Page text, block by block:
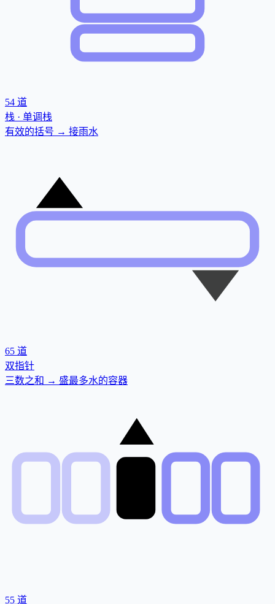
54 道
栈 · 单调栈
有效的括号 → 接雨水
65 道
双指针
三数之和 → 盛最多水的容器
55 道